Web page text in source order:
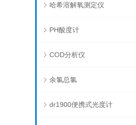
哈希溶解氧测定仪
PH酸度计
COD分析仪
余氯总氯
dr1900便携式光度计